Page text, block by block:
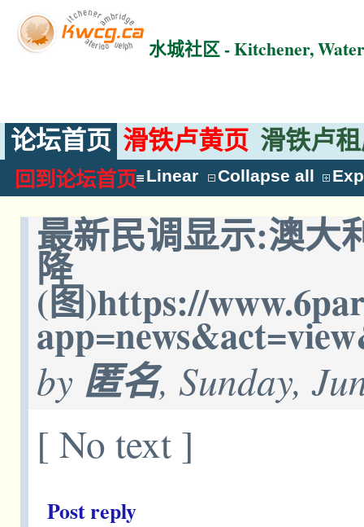
水城社区 - Kitchener,
论坛首页 滑铁卢黄页 滑铁卢
回到论坛首页 Linear Collapse all
最新民调显示:澳大
降
(图)https://
by 匿名, Sunday,
[ No text ]
Post reply